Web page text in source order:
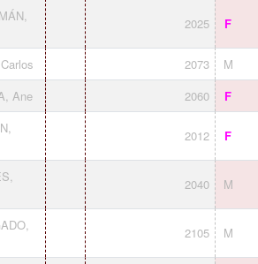
2025 F
2073
M
Ane 2060 F
2012 F
2040 M
2105 M